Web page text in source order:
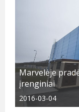
Marvelėje
įrenginiai
2016-03-04